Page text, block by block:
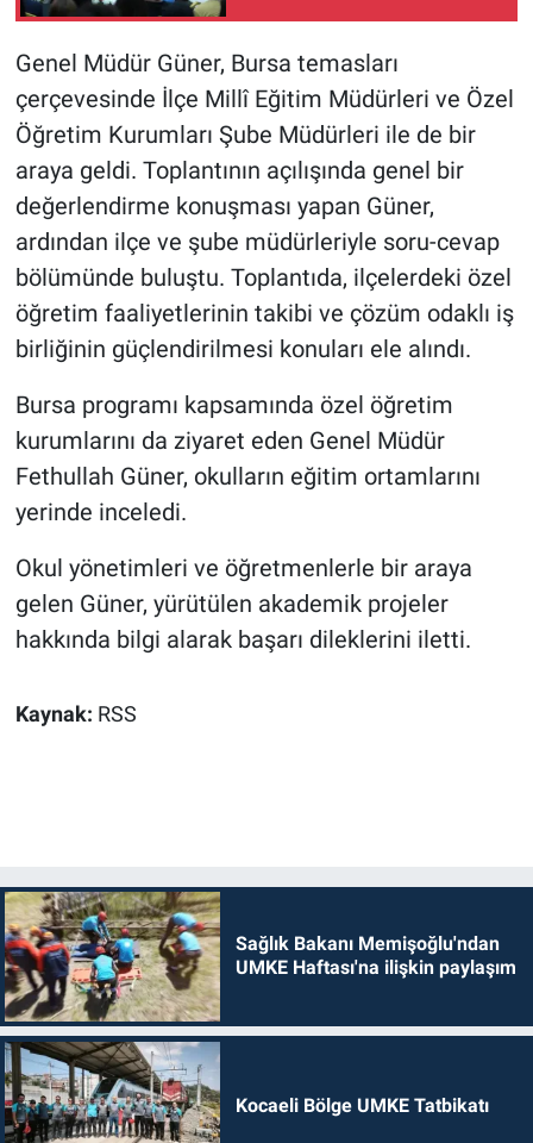
Genel Müdür Güner, Bursa temasları
çerçevesinde İlçe Millî Eğitim Müdürleri ve Özel
Öğretim Kurumları Şube Müdürleri ile de bir
araya geldi. Toplantının açılışında genel bir
değerlendirme konuşması yapan Güner,
ardından ilçe ve şube müdürleriyle soru-cevap
bölümünde buluştu. Toplantıda, ilçelerdeki özel
öğretim faaliyetlerinin takibi ve çözüm odaklı iş
birliğinin güçlendirilmesi konuları ele alındı.
Bursa programı kapsamında özel öğretim
kurumlarını da ziyaret eden Genel Müdür
Fethullah Güner, okulların eğitim ortamlarını
yerinde inceledi.
Okul yönetimleri ve öğretmenlerle bir araya
gelen Güner, yürütülen akademik projeler
hakkında bilgi alarak başarı dileklerini iletti.
Kaynak: RSS
Sağlık Bakanı Memişoğlu'ndan
UMKE Haftası'na ilişkin paylaşım
Kocaeli Bölge UMKE Tatbikatı